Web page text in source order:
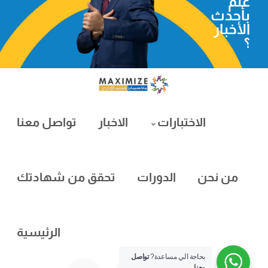
بأحدث
الأخبار
؟
تواصل معنا الاخبار الاختبارات
تحقق من شهادتك الدورات من نحن
الرئيسية
بحاجة الي مساعدة?تواصل